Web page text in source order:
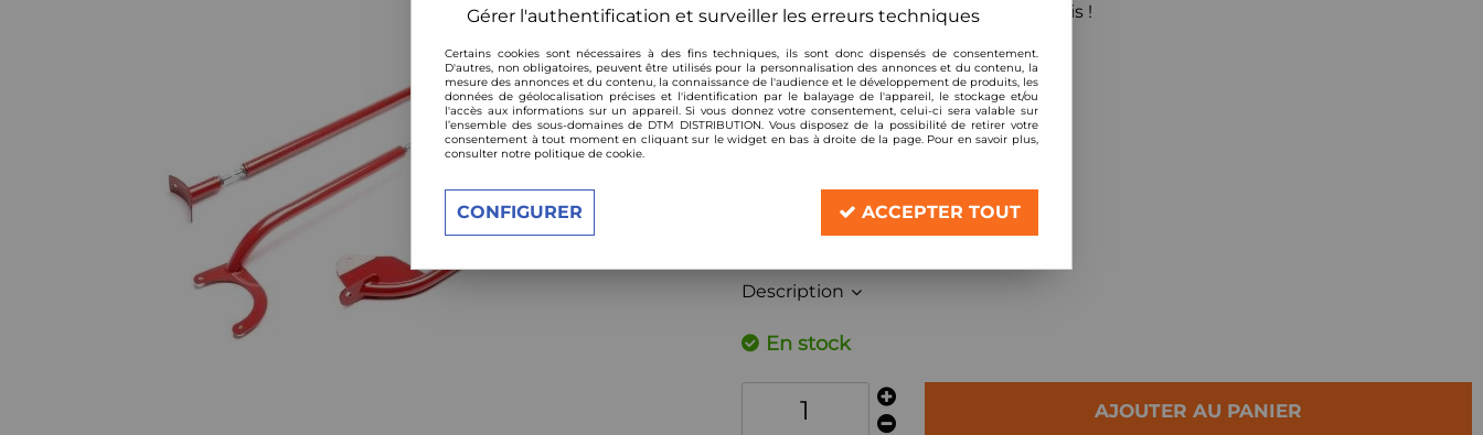
Soyez le premier à donner votre avis !
119,00 €TTC
Réf. :SDSKITG1
Barres anti-rapprochement
VW Jetta mk1 1974-1983
Description
En stock
AJOUTER AU PANIER
Gérer l'authentification et surveiller les erreurs techniques
Certains cookies sont nécessaires à des fins techniques, ils sont donc dispensés de consentement.
D'autres, non obligatoires, peuvent être utilisés pour la personnalisation des annonces et du contenu, la
mesure des annonces et du contenu, la connaissance de l'audience et le développement de produits, les
données de géolocalisation précises et l'identification par le balayage de l'appareil, le stockage et/ou
l'accès aux informations sur un appareil. Si vous donnez votre consentement, celui-ci sera valable sur
l’ensemble des sous-domaines de DTM DISTRIBUTION. Vous disposez de la possibilité de retirer votre
consentement à tout moment en cliquant sur le widget en bas à droite de la page. Pour en savoir plus,
consulter notre politique de cookie.
CONFIGURER ACCEPTER TOUT